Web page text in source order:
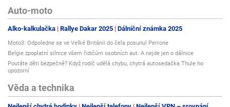
Auto-moto
Alko-kalkulačka Rallye Dakar 2025 Dálniční známka 2025
Moto3: Odpoledne se ve Velké Británii do čela posunul Perrone
Belgie zpoplatní silnice všem řidičům osobních aut. A nejde jen o dálnice
Poutáte děti bezpečně? Když rodič udělá chybu, chytrá autosedačka Thule ho
upozorní
Věda a technika